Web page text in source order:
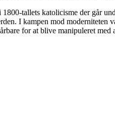
tallets katolicisme der går
I kampen mod moderniteten
for at blive manipuleret